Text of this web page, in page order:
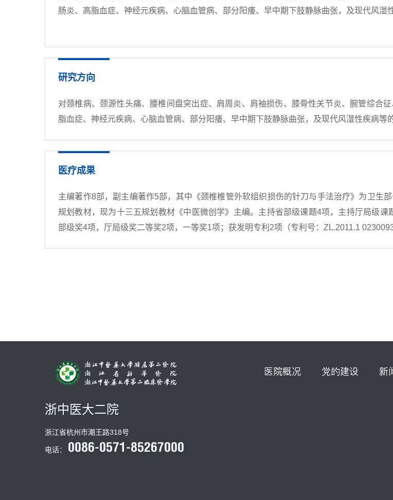
肠炎、高脂血症、神经元疾病、心脑血管病、部分阳痿、早中期下肢静脉曲张，及现代风湿
研究方向
对颈椎病、颈源性头痛、腰椎间盘突出症、肩周炎、肩袖损伤、膝骨性关节炎、腕管综合
脂血症、神经元疾病、心脑血管病、部分阳痿、早中期下肢静脉曲张，及现代风湿性疾病等
医疗成果
主编著作8部，副主编著作5部，其中《颈椎椎管外软组织损伤的针刀与手法治疗》为卫生
规划教材，现为十三五规划教材《中医微创学》主编。主持省部级课题4项，主持厅局级
部级奖4项，厅局级奖二等奖2项，一等奖1项；获发明专利2项（专利号：ZL.2011.1
医院概况 党的建设 新
浙中医大二院
浙江省杭州市潮王路318号
电话：